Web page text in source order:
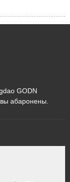
GODN
абаронены.